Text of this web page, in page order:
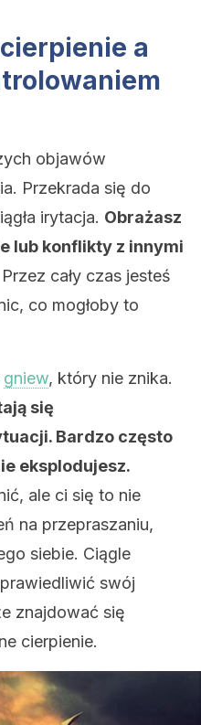
a
objawów
Przekrada się do
irytacja. Obrażasz
lub konflikty z innymi
Przez cały czas jesteś
co mogłoby to
gniew, który nie znika.
się
Bardzo często
eksplodujesz.
ale ci się to nie
na przepraszaniu,
siebie. Ciągle
swój
znajdować się
cierpienie.